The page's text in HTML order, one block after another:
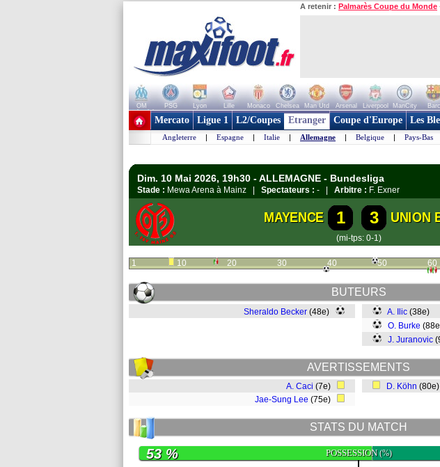
A retenir : Palmarès Coupe du Monde
OM PSG Lyon Lille Monaco Chelsea Man Utd Arsenal Liverpool ManCity
+ de clubs
Mercato Ligue 1 L2/Coupes Etranger Coupe d'Europe Les
Angleterre | Espagne | Italie | Allemagne | Belgique | Pays-Bas
Dim. 10 Mai 2026, 19h30 - ALLEMAGNE - Bundesliga
Stade : Mewa Arena à Mainz | Spectateurs : - | Arbitre : F. Exner
MAYENCE 1 3 UNION
(mi-tps: 0-1)
1 10 20 30 40 50 60
BUTEURS
Sheraldo Becker (48e) A. Ilic (38e)
O. Burke
J. Juranovic
AVERTISSEMENTS
A. Caci (7e)
Jae-Sung Lee (75e)
D. Köhn (80e)
STATS DU MATCH
POSSESSION(%)
53 %